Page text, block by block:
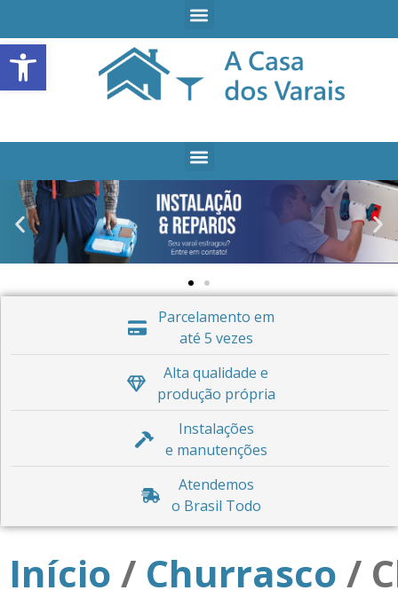
Open toolbar
Parcelamento em
até 5 vezes
Alta qualidade e
produção própria
Instalações
e manutenções
Atendemos
o Brasil Todo
Início / Churrasco /